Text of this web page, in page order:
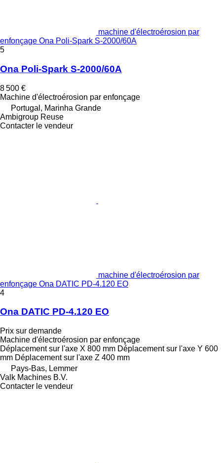
machine d'électroérosion par
enfonçage Ona Poli-Spark S-2000/60A
5
Ona Poli-Spark S-2000/60A
8 500 €
Machine d'électroérosion par enfonçage
Portugal, Marinha Grande
Ambigroup Reuse
Contacter le vendeur
machine d'électroérosion par
enfonçage Ona DATIC PD-4.120 EO
4
Ona DATIC PD-4.120 EO
Prix sur demande
Machine d'électroérosion par enfonçage
Déplacement sur l'axe X 800 mm Déplacement sur l'axe Y 600
mm Déplacement sur l'axe Z 400 mm
Pays-Bas, Lemmer
Valk Machines B.V.
Contacter le vendeur